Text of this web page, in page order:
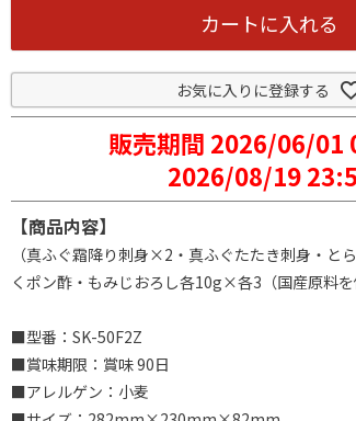
カートに入れる
お気に入りに登録する
販売期間 2026/06/01
2026/08/19
【商品内容】
（真ふぐ霜降り刺身×2・真ふぐたたき刺身・
くポン酢・もみじおろし各10g×各3（国産原料を
■型番：SK-50F2Z
■賞味期限：賞味 90日
■アレルゲン：小麦